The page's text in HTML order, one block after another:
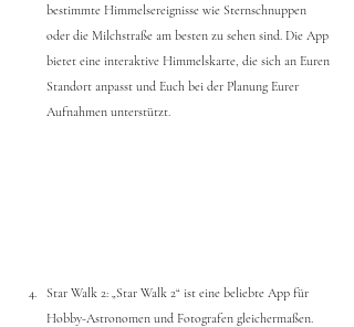
bestimmte Himmelsereignisse wie Sternschnuppen
oder die Milchstraße am besten zu sehen sind. Die App
bietet eine interaktive Himmelskarte, die sich an Euren
Standort anpasst und Euch bei der Planung Eurer
Aufnahmen unterstützt.
Star Walk 2: „Star Walk 2“ ist eine beliebte App für
Hobby-Astronomen und Fotografen gleichermaßen.